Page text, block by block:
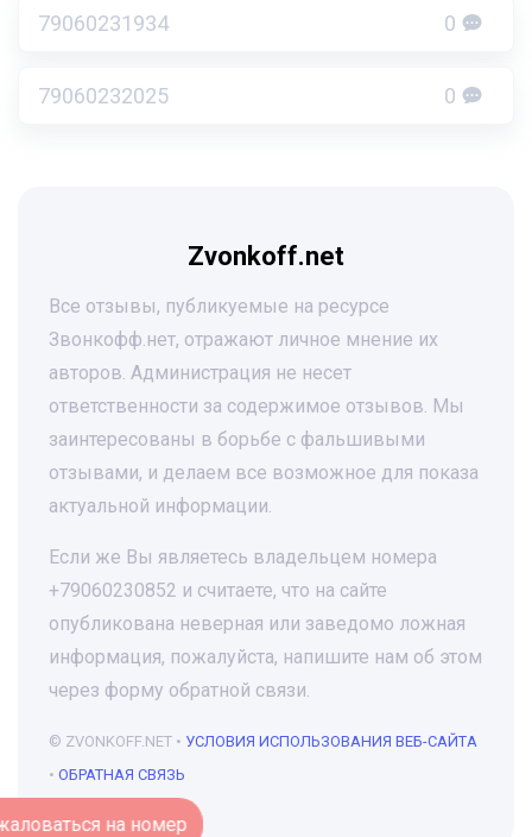
79060231934 0
79060232025 0
Zvonkoff.net
Все отзывы, публикуемые на ресурсе
Звонкофф.нет, отражают личное мнение их
авторов. Администрация не несет
ответственности за содержимое отзывов. Мы
заинтересованы в борьбе с фальшивыми
отзывами, и делаем все возможное для показа
актуальной информации.
Если же Вы являетесь владельцем номера
+79060230852 и считаете, что на сайте
опубликована неверная или заведомо ложная
информация, пожалуйста, напишите нам об этом
через форму обратной связи.
© ZVONKOFF.NET • УСЛОВИЯ ИСПОЛЬЗОВАНИЯ ВЕБ-САЙТА
• ОБРАТНАЯ СВЯЗЬ
Пожаловаться на номер